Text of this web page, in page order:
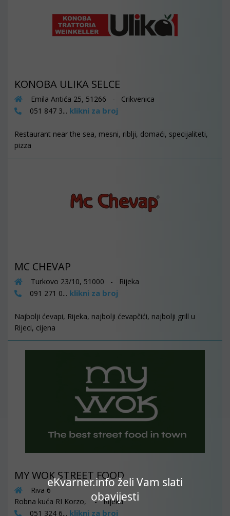
eKvarner.info želi Vam slati
obavijesti
KONOBA ULIKA SELCE
Emila Antića 25, 51266 - Crikvenica
051 847 3... klikni za broj
Restaurant near the sea, mesni, riblji, domaći, specijaliteti,
pizza
MC CHEVAP
Turkovo 23/10, 51000 - Rijeka
091 271 0... klikni za broj
Najbolji ćevapi, Rijeka, najbolji ćevapčići, najbolji grill u
Rijeci, cijena
MY WOK STREET FOOD
Riva 6
Robna kuća RI Korzo, - Rijeka
051 324 6... klikni za broj